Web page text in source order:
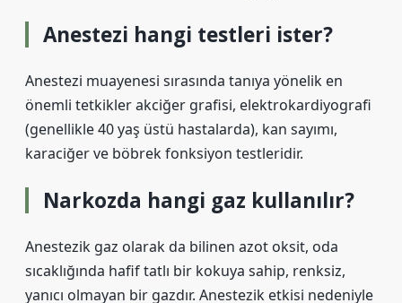
Anestezi hangi testleri ister?
Anestezi muayenesi sırasında tanıya yönelik en
önemli tetkikler akciğer grafisi, elektrokardiyografi
(genellikle 40 yaş üstü hastalarda), kan sayımı,
karaciğer ve böbrek fonksiyon testleridir.
Narkozda hangi gaz kullanılır?
Anestezik gaz olarak da bilinen azot oksit, oda
sıcaklığında hafif tatlı bir kokuya sahip, renksiz,
yanıcı olmayan bir gazdır. Anestezik etkisi nedeniyle